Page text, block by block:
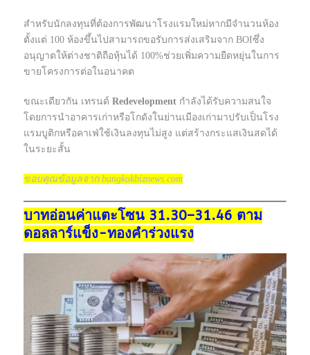
สำหรับนักลงทุนที่ต้องการพัฒนาโรงแรมใหม่หากมีจำนวนห้อง
ตั้งแต่ 100 ห้องขึ้นไปสามารถขอรับการส่งเสริมจาก BOIซึ่ง
อนุญาตให้ต่างชาติถือหุ้นได้ 100%ช่วยเพิ่มความยืดหยุ่นในการ
ขายโครงการต่อในอนาคต
ขณะเดียวกัน เทรนด์ Redevelopment กำลังได้รับความสนใจ
โดยการนำอาคารเก่าหรือโกดังในย่านเมืองเก่ามาปรับเป็นโรง
แรมบูติกหรือคาเฟ่ใช้เงินลงทุนไม่สูง แต่สร้างกระแสเงินสดได้
ในระยะสั้น
ขอบคุณข้อมูลจาก bangkokbiznews.com
บาทอ่อนค่าแตะโซน 31.30–31.46 ตาม
ดอลลาร์แข็ง-ทองคำร่วงแรง